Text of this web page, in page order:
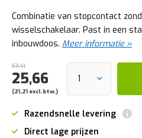
Combinatie van stopcontact
wisselschakelaar. Past in een
inbouwdoos. Meer informatie »
57,41
25,66
(21,21 excl.btw.)
Razendsnelle levering
Direct lage prijzen